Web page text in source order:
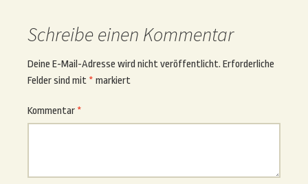
Schreibe einen Kommentar
Deine E-Mail-Adresse wird nicht veröffentlicht. Erforderliche
Felder sind mit * markiert
Kommentar *